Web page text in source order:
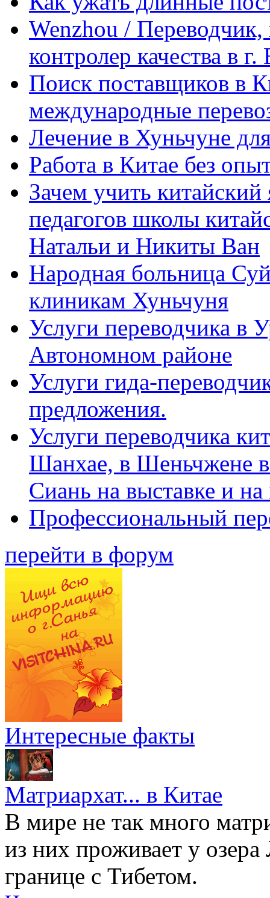
Wenzhou / Переводчик,
контролер качества в
Поиск поставщиков в
международные
Лечение в Хуньчуне
Работа в Китае без
Зачем учить
педагогов школы
Натальи и Никиты Ван
Народная больница
клиникам Хуньчуня
Услуги переводчика в
Автономном районе
Услуги гида-
предложения.
Услуги переводчика
Шанхае, в Шеньчжене
Сиань на выставке и
Профессиональный
перейти в форум
Интересные факты
Матриархат... в Китае
В мире не так много
из них проживает у
границе с Тибетом.